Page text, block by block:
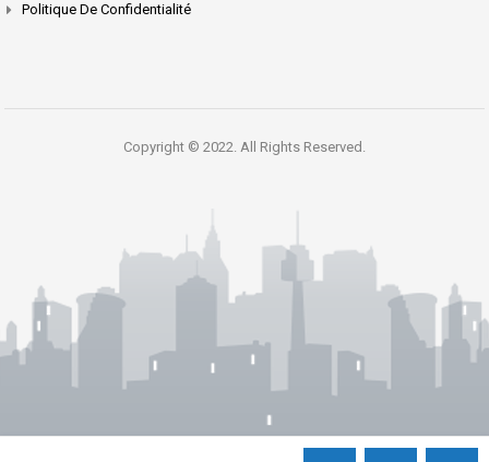
Politique De Confidentialité
Copyright © 2022. All Rights Reserved.